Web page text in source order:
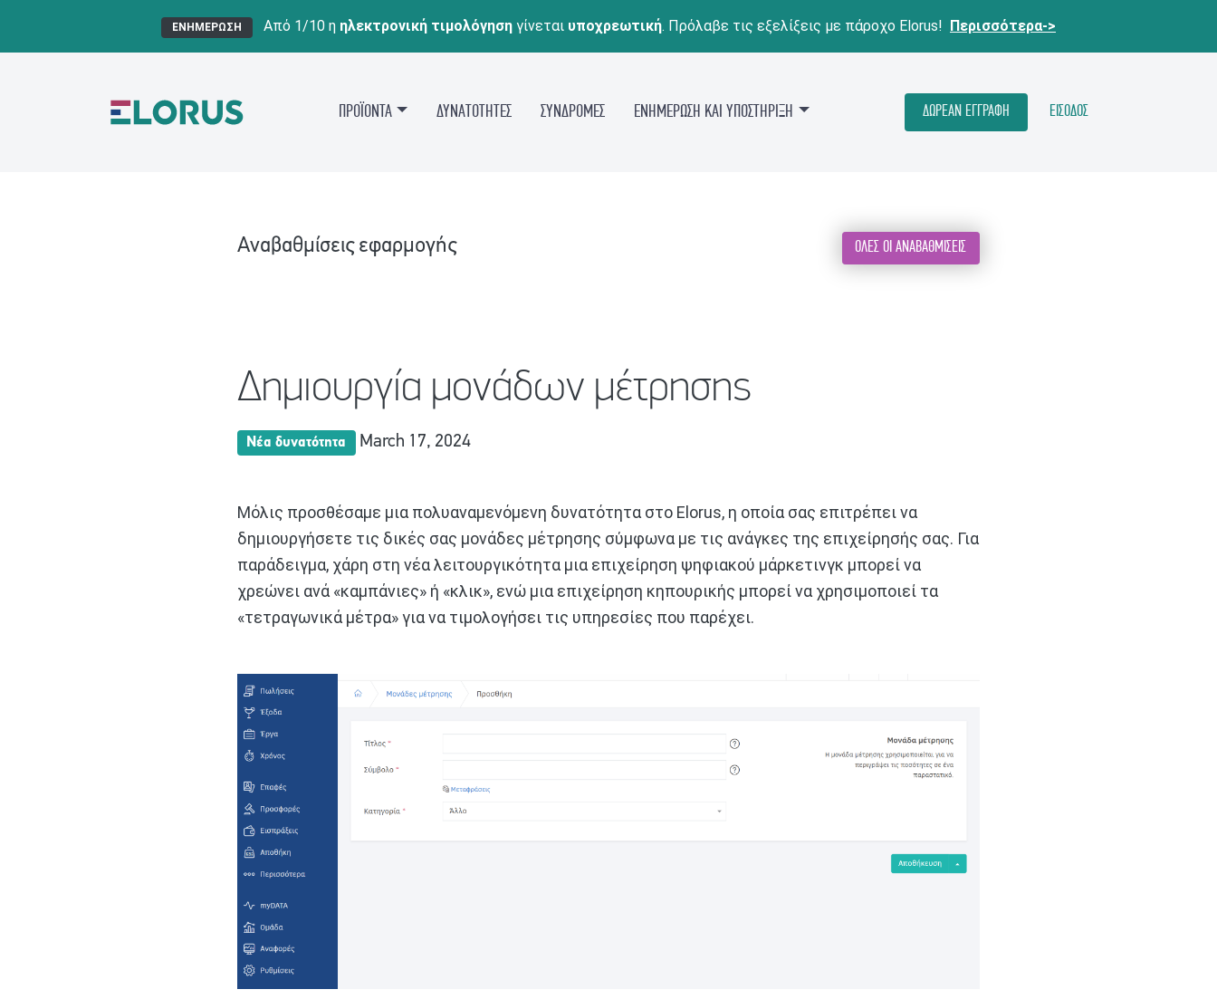
ΕΝΗΜΕΡΩΣΗ Από 1/10 η ηλεκτρονική τιμολόγηση γίνεται υποχρεωτική. Πρόλαβε τις εξελίξεις με πάροχο Elorus! Περισσότερα->
ΠΡΟΪΟΝΤΑ ΔΥΝΑΤΟΤΗΤΕΣ ΣΥΝΔΡΟΜΕΣ ΕΝΗΜΕΡΩΣΗ ΚΑΙ ΥΠΟΣΤΗΡΙΞΗ ΔΩΡΕΑΝ ΕΓΓΡΑΦΗ ΕΙΣΟΔΟΣ
Αναβαθμίσεις εφαρμογής ΟΛΕΣ ΟΙ ΑΝΑΒΑΘΜΙΣΕΙΣ
Δημιουργία μονάδων μέτρησης
Νέα δυνατότητα March 17, 2024
Μόλις προσθέσαμε μια πολυαναμενόμενη δυνατότητα στο Elorus, η οποία σας επιτρέπει να
δημιουργήσετε τις δικές σας μονάδες μέτρησης σύμφωνα με τις ανάγκες της επιχείρησής σας. Για
παράδειγμα, χάρη στη νέα λειτουργικότητα μια επιχείρηση ψηφιακού μάρκετινγκ μπορεί να
χρεώνει ανά «καμπάνιες» ή «κλικ», ενώ μια επιχείρηση κηπουρικής μπορεί να χρησιμοποιεί τα
«τετραγωνικά μέτρα» για να τιμολογήσει τις υπηρεσίες που παρέχει.